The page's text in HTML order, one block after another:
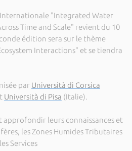
"Integrated Water
Time and Scale" revient du 10
édition sera sur le thème
Interactions" et se tiendra
par Università di Corsica
Università di Pisa (Italie).
leurs connaissances et
les Zones Humides Tributaires
Services